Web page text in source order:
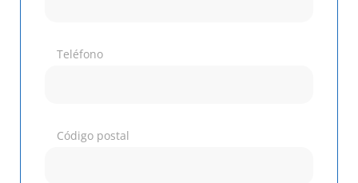
Teléfono
Código postal